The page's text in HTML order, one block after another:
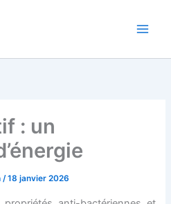
: un
/18 janvier 2026